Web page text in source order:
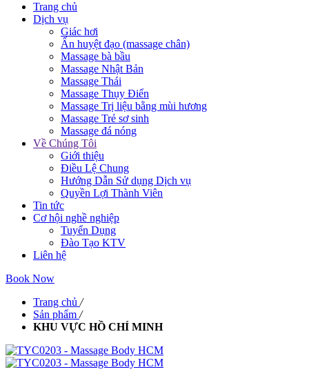
Trang chủ
Dịch vụ
Giác hơi
Ấn huyệt đạo (massage chân)
Massage bà bầu
Massage Nhật Bản
Massage Thái
Massage Thụy Điển
Massage Trị liệu bằng mùi hương
Massage Trẻ sơ sinh
Massage đá nóng
Về Chúng Tôi
Giới thiệu
Điều Lệ Chung
Hướng Dẫn Sử dụng Dịch vụ
Quyền Lợi Thành Viên
Tin tức
Cơ hội nghề nghiệp
Tuyển Dụng
Đào Tạo KTV
Liên hệ
Book Now
Trang chủ /
Sản phẩm /
KHU VỰC HỒ CHÍ MINH